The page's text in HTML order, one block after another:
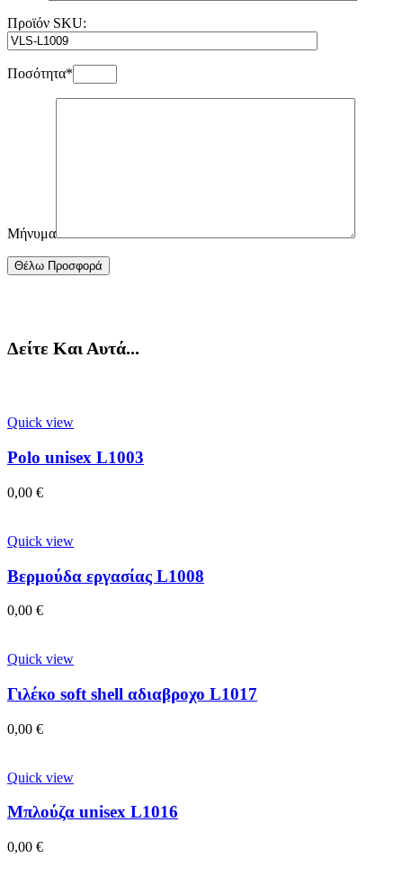
Προϊόν SKU:
Ποσότητα*
Μήνυμα
Δείτε Και Αυτά...
Quick view
Polo unisex L1003
0,00 €
Quick view
Βερμούδα εργασίας L1008
0,00 €
Quick view
Γιλέκο soft shell αδιαβροχο L1017
0,00 €
Quick view
Μπλούζα unisex L1016
0,00 €